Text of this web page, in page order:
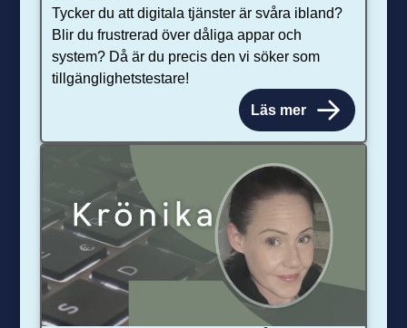
Tycker du att digitala tjänster är svåra ibland?
Blir du frustrerad över dåliga appar och
system? Då är du precis den vi söker som
tillgänglighetstestare!
Läs mer